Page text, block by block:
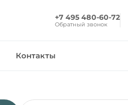
+7 495 480-60-72
Обратный звонок
Контакты